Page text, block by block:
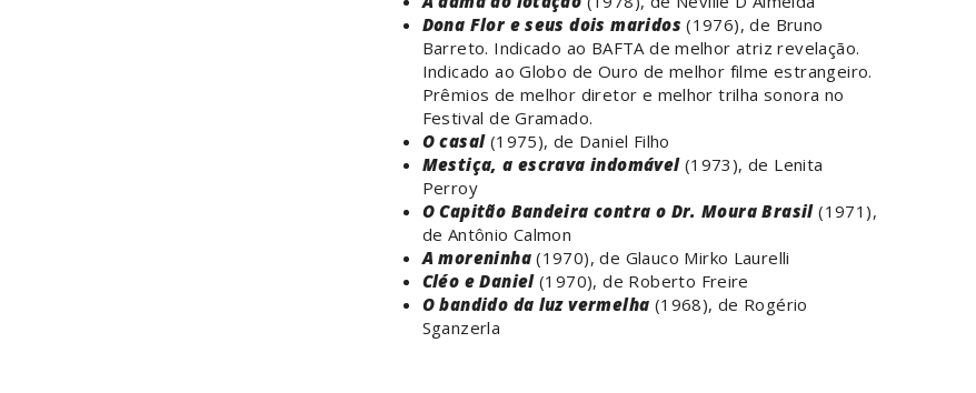
Dona Flor e seus dois maridos (1976), de Bruno
Barreto. Indicado ao BAFTA de melhor atriz revelação.
Indicado ao Globo de Ouro de melhor filme estrangeiro.
Prêmios de melhor diretor e melhor trilha sonora no
Festival de Gramado.
O casal(1975), de Daniel Filho
Mestiça, a escrava indomável(1973), de Lenita
Perroy
O Capitão Bandeira contra o Dr. Moura Brasil(1971),
de Antônio Calmon
A moreninha(1970), de Glauco Mirko Laurelli
Cléo e Daniel(1970), de Roberto Freire
O bandido da luz vermelha (1968), de Rogério
Sganzerla